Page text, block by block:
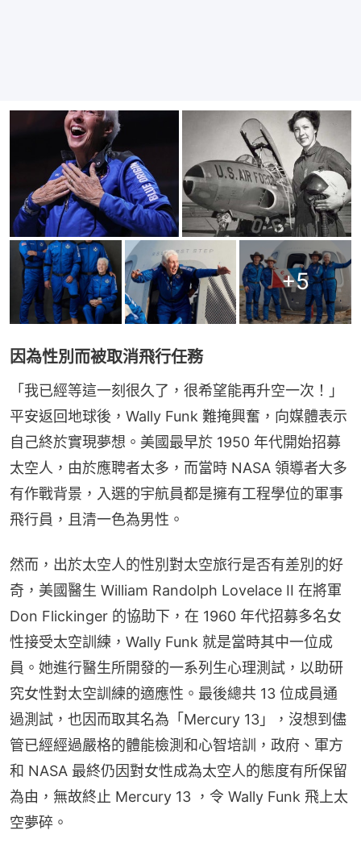
+5
因為性別而被取消飛行任務
「我已經等這一刻很久了，很希望能再升空一次！」
平安返回地球後，Wally Funk 難掩興奮，向媒體表示
自己終於實現夢想。美國最早於 1950 年代開始招募
太空人，由於應聘者太多，而當時 NASA 領導者大多
有作戰背景，入選的宇航員都是擁有工程學位的軍事
飛行員，且清一色為男性。
然而，出於太空人的性別對太空旅行是否有差別的好
奇，美國醫生 William Randolph Lovelace II 在將軍
Don Flickinger 的協助下，在 1960 年代招募多名女
性接受太空訓練，Wally Funk 就是當時其中一位成
員。她進行醫生所開發的一系列生心理測試，以助研
究女性對太空訓練的適應性。最後總共 13 位成員通
過測試，也因而取其名為「Mercury 13」，沒想到儘
管已經經過嚴格的體能檢測和心智培訓，政府、軍方
和 NASA 最終仍因對女性成為太空人的態度有所保留
為由，無故終止 Mercury 13 ，令 Wally Funk 飛上太
空夢碎。